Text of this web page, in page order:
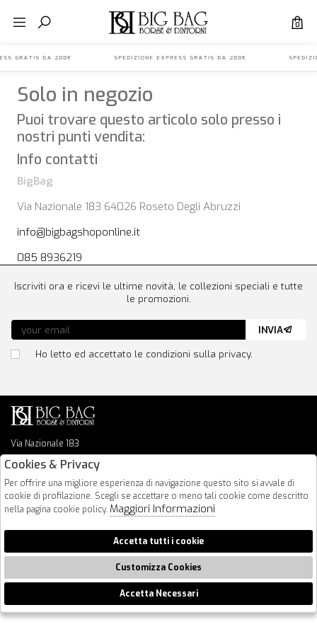
0
GRATIS DA 200€ SPEDIZIONE EXPRESS GRATIS DA 200€
Solo in negozio
Puoi trovare questo articolo solo presso i
nostri punti vendita:
Info contatti
BigBag
Via Nazionale 183 64026 Roseto Degli Abruzzi
info@bigbagshoponline.it
085 8936219
Via Nazionale 183
64026 Roseto Degli Abruzzi
info@bigbagshoponline.it
follow us
Iscriviti ora e ricevi le ultime novità, le collezioni speciali e tutte
le promozioni.
Ho letto ed accettato le condizioni sulla privacy.
INVIA
2026 BigBag - P.iva : 00916940679 Powered by
🍪
Cookies & Privacy
Per offrire una migliore esperienza di navigazione questo sito si avvale di
cookie di profilazione. Scegli se accettare o meno tali cookie come descritto
nella pagina cookie policy. Maggiori Informazioni
Accetta tutti i cookie
Customizza Cookies
Accetta Necessari